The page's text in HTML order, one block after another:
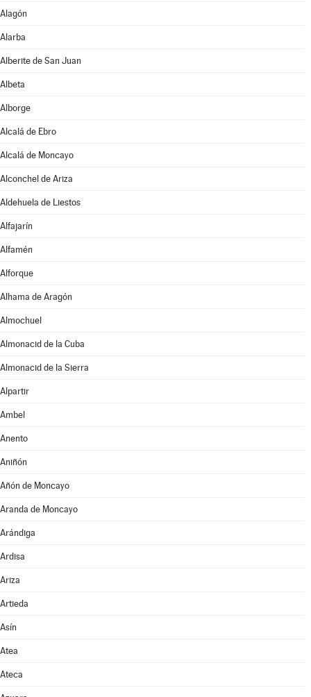
Alagón
Alarba
Alberite de San Juan
Albeta
Alborge
Alcalá de Ebro
Alcalá de Moncayo
Alconchel de Ariza
Aldehuela de Liestos
Alfajarín
Alfamén
Alforque
Alhama de Aragón
Almochuel
Almonacid de la Cuba
Almonacid de la Sierra
Alpartir
Ambel
Anento
Aniñón
Añón de Moncayo
Aranda de Moncayo
Arándiga
Ardisa
Ariza
Artieda
Asín
Atea
Ateca